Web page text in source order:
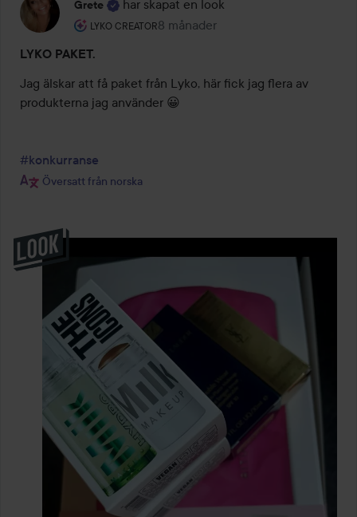
Grete har skapat en look
LYKO CREATOR
Användarens roll: Lyko Creator.
8 månader
Inlägget skapades 8 månader
LYKO PAKET.
Jag älskar att få paket från Lyko, här fick jag flera av
produkterna jag använder 😀
#konkurranse
Översatt från norska